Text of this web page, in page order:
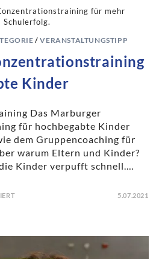
für mehr
Schulerfolg.
/VERANSTALTUNGSTIPP
Kinder
Das Marburger
für hochbegabte Kinder
dem Gruppencoaching für
warum Eltern und Kinder?
Kinder verpufft schnell.…
5.07.2021